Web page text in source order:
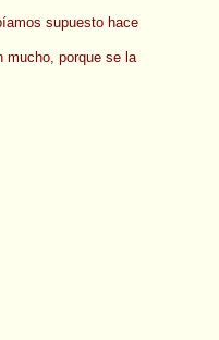
supuesto hace
mucho, porque se la